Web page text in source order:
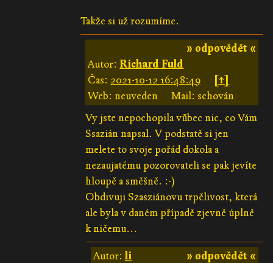
Takže si už rozumíme.
» odpovědět «
Autor:Richard Fuld
Čas: 2021-10-12 16:48:49
[↑]
Web: neuveden
Mail: schován
Vy jste nepochopila vůbec nic, co Vám
Ssazián napsal. V podstatě si jen
melete to svoje pořád dokola a
nezaujatému pozorovateli se pak jevíte
hloupě a směšně. :-)
Obdivuji Szasziánovu trpělivost, která
ale byla v daném případě zjevně úplně
k ničemu...
» odpovědět «
Autor:li